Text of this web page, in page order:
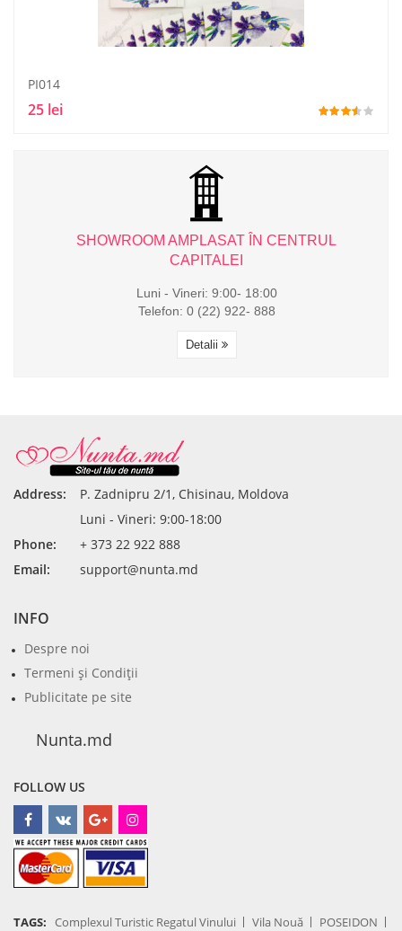
PI014
25 lei
SHOWROOM AMPLASAT ÎN CENTRUL
CAPITALEI
Luni - Vineri: 9:00- 18:00
Telefon: 0 (22) 922- 888
Detalii
Address:
P. Zadnipru 2/1, Chisinau, Moldova
Luni - Vineri: 9:00-18:00
Phone:
+ 373 22 922 888
Email:
support@nunta.md
INFO
Despre noi
Termeni şi Condiţii
Publicitate pe site
Nunta.md
FOLLOW US
TAGS: Complexul Turistic Regatul Vinului Vila Nouă POSEIDON